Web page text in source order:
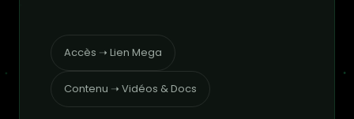
Accès ➝ Lien Mega
Contenu ➝ Vidéos & Docs